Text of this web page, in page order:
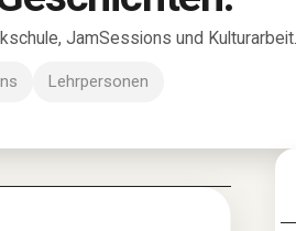
JamSessions und Kulturarbeit.
Lehrpersonen